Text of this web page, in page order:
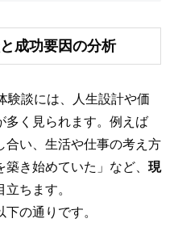
成功要因の分析
験談には、人生設計や価
多く見られます。例えば
合い、生活や仕事の考え方
き始めていた」など、 現
ちます。
の通りです。